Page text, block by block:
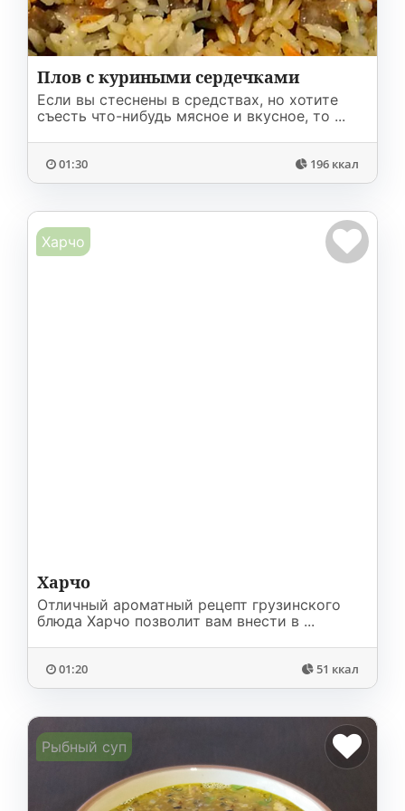
Плов с куриными сердечками
Если вы стеснены в средствах, но хотите
съесть что-нибудь мясное и вкусное, то ...
01:30 196 ккал
Харчо
Харчо
Отличный ароматный рецепт грузинского
блюда Харчо позволит вам внести в ...
01:20 51 ккал
Рыбный суп